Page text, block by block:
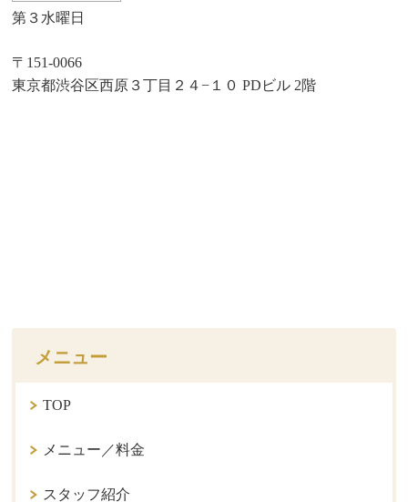
第３水曜日
〒151-0066
東京都渋谷区西原３丁目２４−１０ PDビル 2階
メニュー
TOP
メニュー／料金
スタッフ紹介